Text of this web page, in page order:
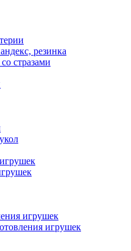
резинка
стразами
игрушек
игрушек